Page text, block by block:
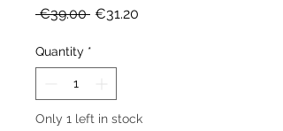
€39.00 Regular
€31.20
Quantity *
Only 1 left in stock